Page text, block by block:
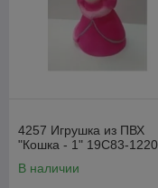
4257 Игрушка из ПВХ
"Кошка - 1" 19С83-1220
В наличии